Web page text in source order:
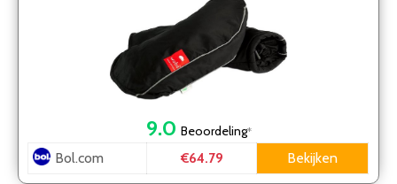
9.0 Beoordeling*
Bol.com €64.79 Bekijken